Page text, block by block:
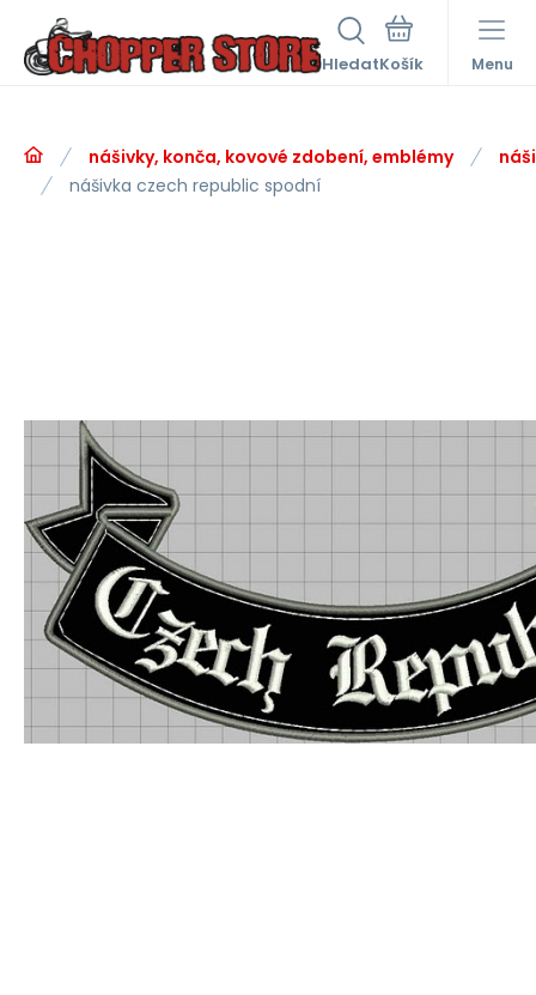
Hledat Menu
nášivky, konča, kovové zdobení, emblémy
nášivka czech republic spodní